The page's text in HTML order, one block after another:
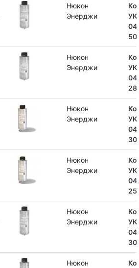
Нюкон
Энерджи
Нюкон
Энерджи
Нюкон
Энерджи
Нюкон
Энерджи
Нюкон
Энерджи
Нюкон